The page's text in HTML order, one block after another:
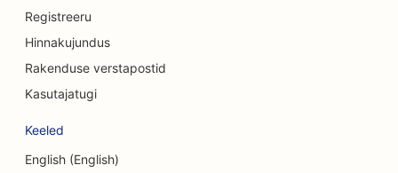
SEO krediidiühistutele
SEO koogipoodidele
SEO tantsustuudiote jaoks
Registreeru
Hinnakujundus
Rakenduse verstapostid
Kasutajatugi
Keeled
English (English)